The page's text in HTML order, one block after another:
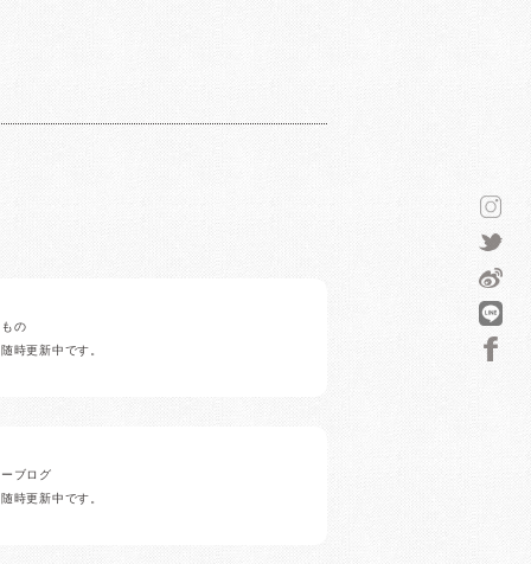
の
時更新中です。
ブログ
時更新中です。